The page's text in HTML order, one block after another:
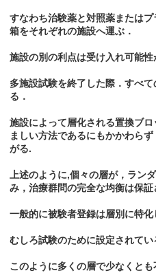
すなわち治験薬と対照薬または
箱をそれぞれの施設へ運ぶ．
施設の別の利点は受け入れ可能性
多施設試験を終了した際．すべ
る．
施設によって層化される置換ブ
ましい方法であるにもかかわら
がる.
上述のように,個々の層が，ラン
み，治療群問の完全な均衡は保証
一般的に被験者登録は層別に特
むしろ試験のために設定されて
このように多くの層で少なくと